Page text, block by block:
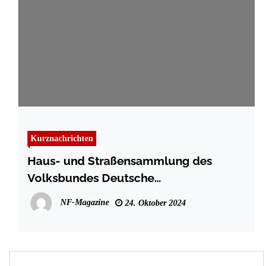
Kurznachrichten
Haus- und Straßensammlung des
Volksbundes Deutsche
Kriegsgräberfürsorge e. V.
NF-Magazine 24. Oktober 2024